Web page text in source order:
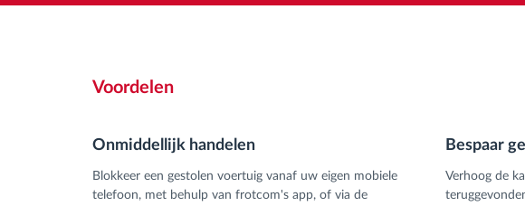
Voordelen
Onmiddellijk handelen
Blokkeer een gestolen voertuig vanaf uw eigen mobiele
telefoon, met behulp van frotcom's app, of via de
Bespaar
Verhoog de